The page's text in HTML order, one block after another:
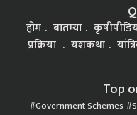
होम बातम्या
प्रक्रिया
यशकथा
Top
Government Schemes